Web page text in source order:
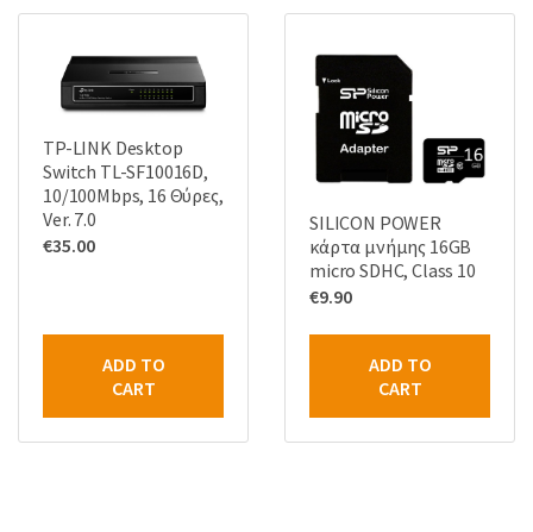
TP-LINK Desktop
Switch TL-SF10016D,
10/100Mbps, 16 Θύρες,
Ver. 7.0
€35.00
ADD TO
CART
SILICON POWER
κάρτα μνήμης 16GB
micro SDHC, Class 10
€9.90
ADD TO
CART